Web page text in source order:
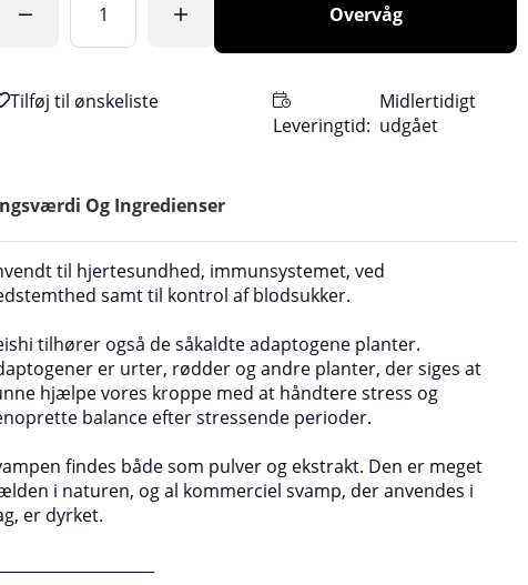
Overvåg
Leveringtid:
Midlertidigt
udgået
Og Ingredienser
til hjertesundhed, immunsystemet, ved
samt til kontrol af blodsukker.
tilhører også de såkaldte adaptogene planter.
er urter, rødder og andre planter, der siges at
hjælpe vores kroppe med at håndtere stress og
balance efter stressende perioder.
findes både som pulver og ekstrakt. Den er meget
i naturen, og al kommerciel svamp, der anvendes i
er dyrket.